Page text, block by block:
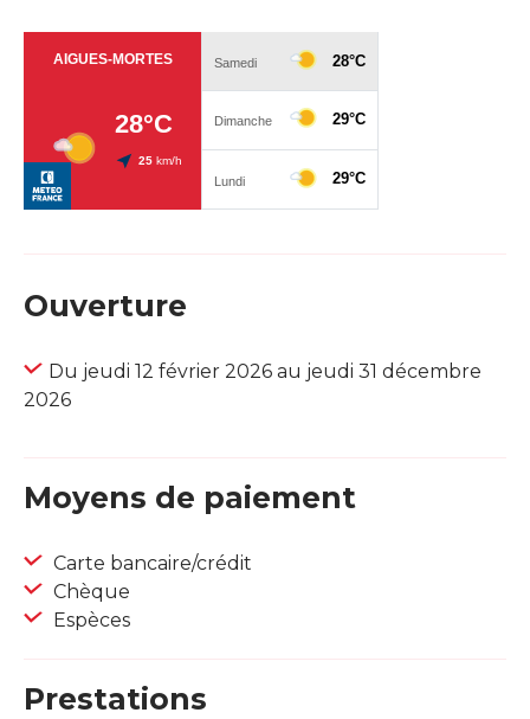
Ouverture
Du jeudi 12 février 2026 au jeudi 31 décembre
2026
Moyens de paiement
Carte bancaire/crédit
Chèque
Espèces
Prestations